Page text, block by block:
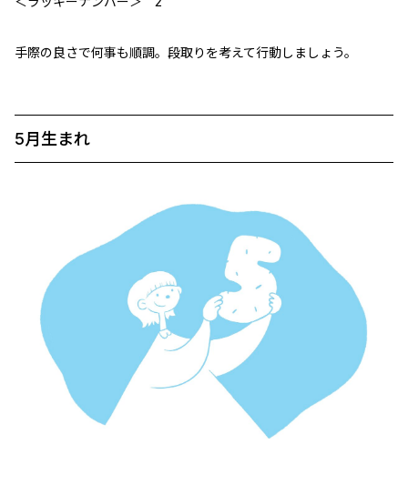
手際の良さで何事も順調。段取りを考えて行動しましょう。
5月生まれ